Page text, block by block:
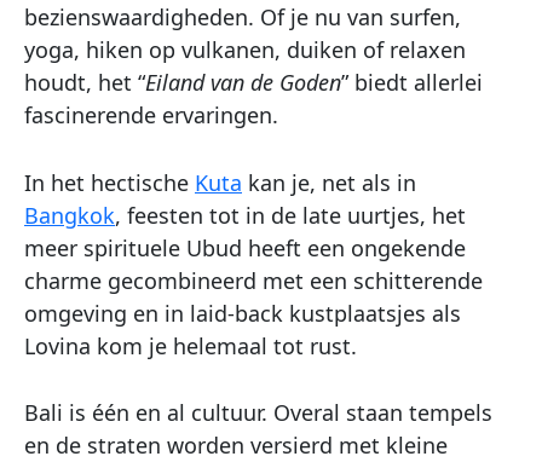
bezienswaardigheden. Of je nu van surfen,
yoga, hiken op vulkanen, duiken of relaxen
houdt, het “Eiland van de Goden” biedt allerlei
fascinerende ervaringen.
In het hectische Kuta kan je, net als in
Bangkok, feesten tot in de late uurtjes, het
meer spirituele Ubud heeft een ongekende
charme gecombineerd met een schitterende
omgeving en in laid-back kustplaatsjes als
Lovina kom je helemaal tot rust.
Bali is één en al cultuur. Overal staan tempels
en de straten worden versierd met kleine